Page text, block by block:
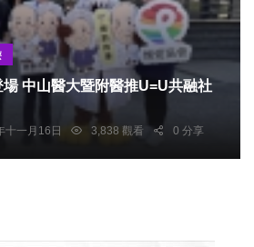
中山醫大暨附醫推U=U共融社
十一月16日 3,838 觀看 0 分享